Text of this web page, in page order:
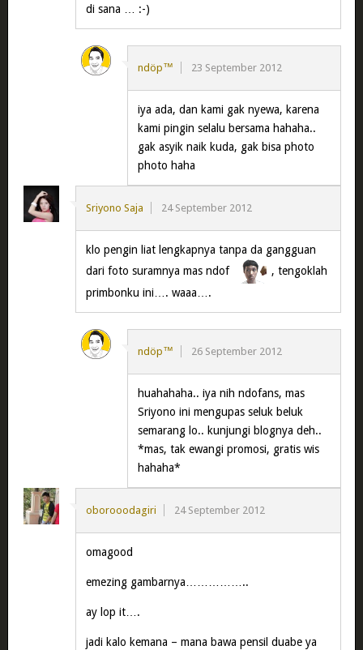
di sana … :-)
ndöp™ 23 September 2012
iya ada, dan kami gak nyewa, karena
kami pingin selalu bersama hahaha..
gak asyik naik kuda, gak bisa photo
photo haha
Sriyono Saja 24 September 2012
klo pengin liat lengkapnya tanpa da gangguan
dari foto suramnya mas ndof
, tengoklah
primbonku ini…. waaa….
ndöp™ 26 September 2012
huahahaha.. iya nih ndofans, mas
Sriyono ini mengupas seluk beluk
semarang lo.. kunjungi blognya deh..
*mas, tak ewangi promosi, gratis wis
hahaha*
oborooodagiri 24 September 2012
omagood
emezing gambarnya……………..
ay lop it….
jadi kalo kemana – mana bawa pensil duabe ya